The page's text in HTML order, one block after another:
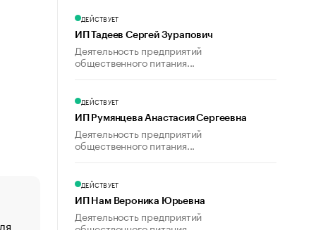
«От спорта тело стареет иначе». Как живет глава
ДЕЙСТВУЕТ
ИП Тадеев Сергей Зурапович
Деятельность предприятий
общественного питания...
ДЕЙСТВУЕТ
ИП Румянцева Анастасия Сергеевна
Деятельность предприятий
общественного питания...
ДЕЙСТВУЕТ
ИП Нам Вероника Юрьевна
Деятельность предприятий